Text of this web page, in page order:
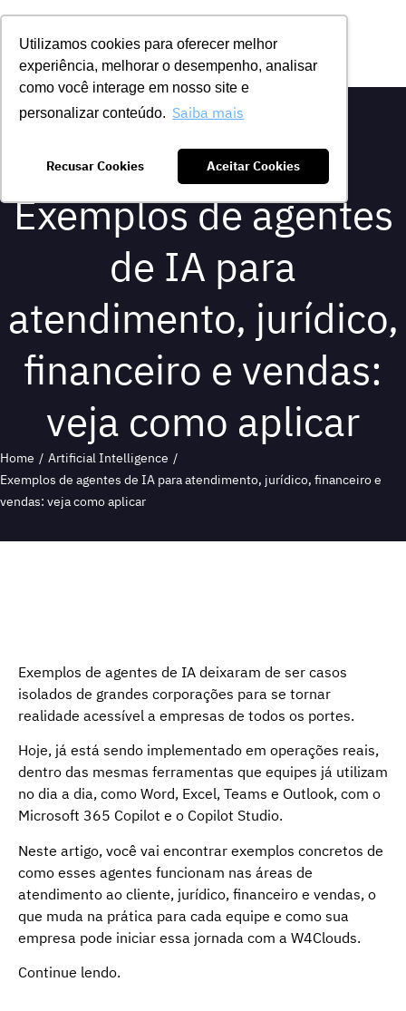
Utilizamos cookies para oferecer melhor
experiência, melhorar o desempenho, analisar
como você interage em nosso site e
personalizar conteúdo. Saiba mais
Recusar Cookies Aceitar Cookies
Exemplos de agentes
de IA para
atendimento, jurídico,
financeiro e vendas:
veja como aplicar
Home / Artificial Intelligence /
Exemplos de agentes de IA para atendimento, jurídico, financeiro e
vendas: veja como aplicar
Exemplos de agentes de IA deixaram de ser casos
isolados de grandes corporações para se tornar
realidade acessível a empresas de todos os portes.
Hoje, já está sendo implementado em operações reais,
dentro das mesmas ferramentas que equipes já utilizam
no dia a dia, como Word, Excel, Teams e Outlook, com o
Microsoft 365 Copilot e o Copilot Studio.
Neste artigo, você vai encontrar exemplos concretos de
como esses agentes funcionam nas áreas de
atendimento ao cliente, jurídico, financeiro e vendas, o
que muda na prática para cada equipe e como sua
empresa pode iniciar essa jornada com a W4Clouds.
Continue lendo.